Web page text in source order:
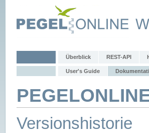
Überblick REST-API
User's Guide
Versionshistorie